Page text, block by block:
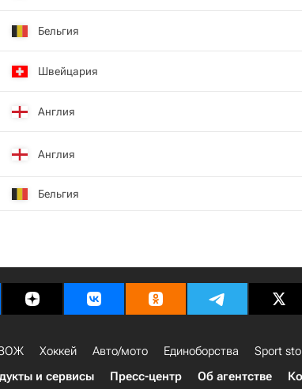
Бельгия
Швейцария
Англия
Англия
Бельгия
Хоккей Авто/мото Единоборства Sport
и сервисы Пресс-центр Об агентстве